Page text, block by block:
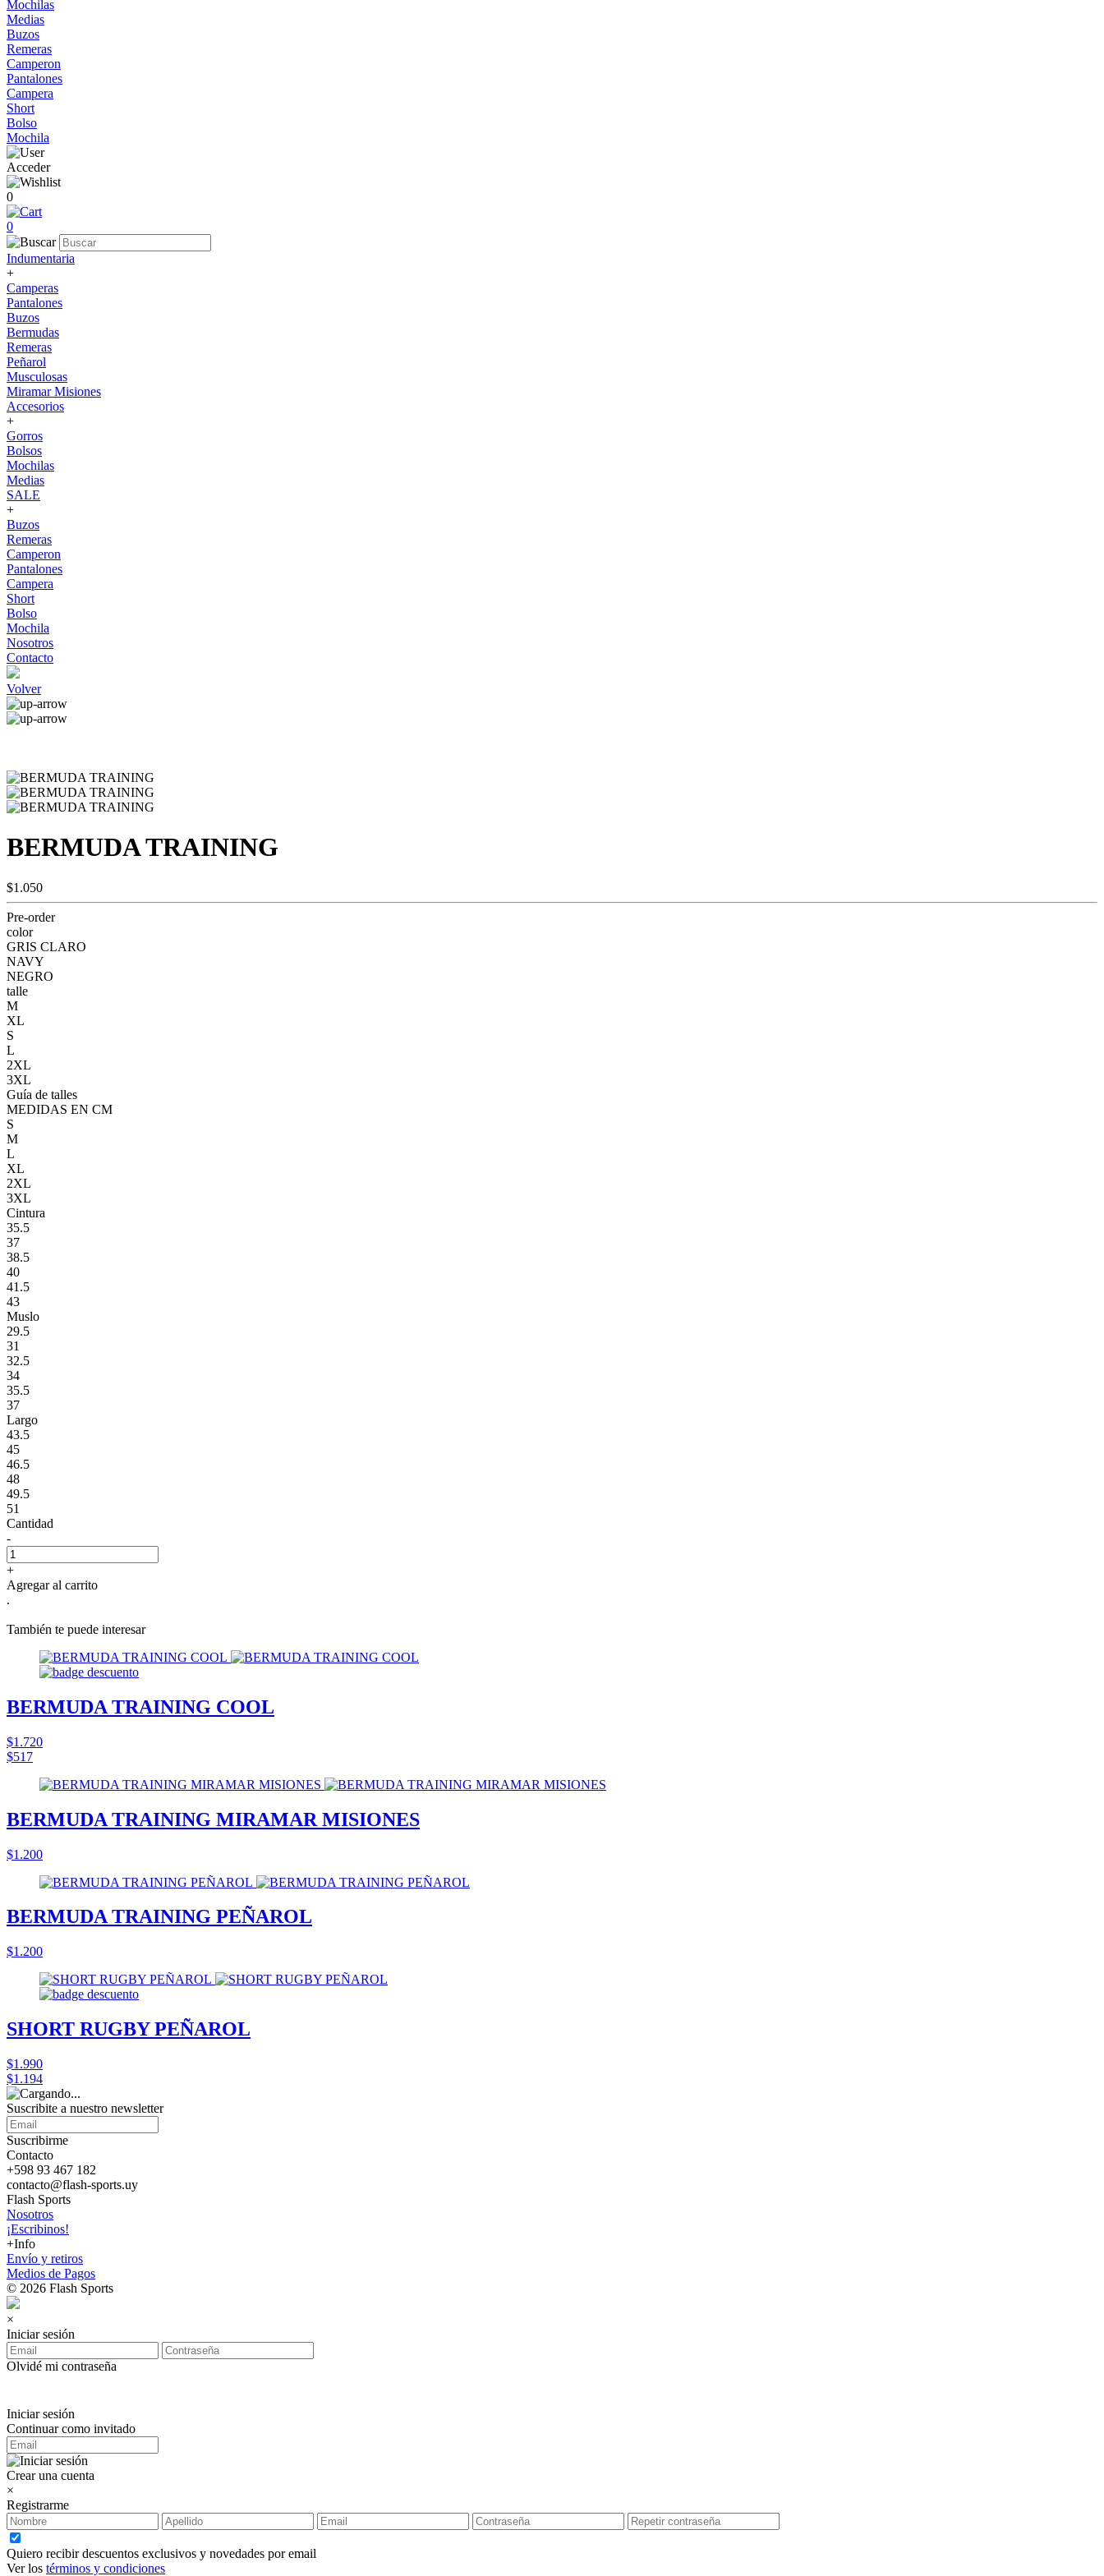
Mochilas
Medias
Buzos
Remeras
Camperon
Pantalones
Campera
Short
Bolso
Mochila
Acceder
0
0
Indumentaria
+
Camperas
Pantalones
Buzos
Bermudas
Remeras
Peñarol
Musculosas
Miramar Misiones
Accesorios
+
Gorros
Bolsos
Mochilas
Medias
SALE
+
Buzos
Remeras
Camperon
Pantalones
Campera
Short
Bolso
Mochila
Nosotros
Contacto
Volver
BERMUDA TRAINING
$1.050
Pre-order
color
GRIS CLARO
NAVY
NEGRO
talle
M
XL
S
L
2XL
3XL
Guía de talles
MEDIDAS EN CM
S
M
L
XL
2XL
3XL
Cintura
35.5
37
38.5
40
41.5
43
Muslo
29.5
31
32.5
34
35.5
37
Largo
43.5
45
46.5
48
49.5
51
Cantidad
-
+
Agregar al carrito
.
También te puede interesar
BERMUDA TRAINING COOL
$1.720
$517
BERMUDA TRAINING MIRAMAR MISIONES
$1.200
BERMUDA TRAINING PEÑAROL
$1.200
SHORT RUGBY PEÑAROL
$1.990
$1.194
Suscribite a nuestro newsletter
Suscribirme
Contacto
+598 93 467 182
contacto@flash-sports.uy
Flash Sports
Nosotros
¡Escribinos!
+Info
Envío y retiros
Medios de Pagos
© 2026 Flash Sports
×
Iniciar sesión
Olvidé mi contraseña
Iniciar sesión
Continuar como invitado
Crear una cuenta
×
Registrarme
Quiero recibir descuentos exclusivos y novedades por email
Ver los términos y condiciones